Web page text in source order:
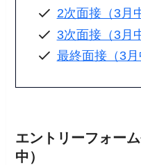
2次面接（3月
3次面接（3月
最終面接（3月
エントリーフォー
中）